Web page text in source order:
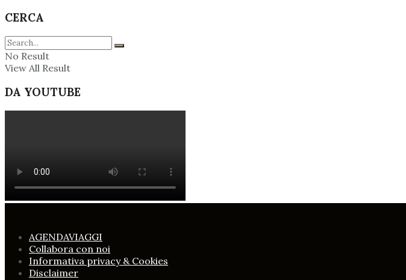
CERCA
No Result
View All Result
DA YOUTUBE
AGENDAVIAGGI
Collabora con noi
Informativa privacy & Cookies
Disclaimer